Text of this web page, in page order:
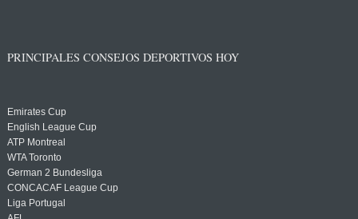
PRINCIPALES CONSEJOS DEPORTIVOS HOY
Emirates Cup
English League Cup
ATP Montreal
WTA Toronto
German 2 Bundesliga
CONCACAF League Cup
Liga Portugal